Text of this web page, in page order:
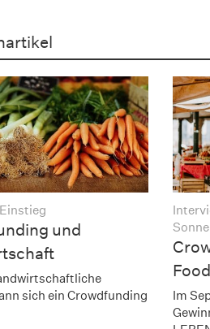
und
sich ein Crowdfunding
Im